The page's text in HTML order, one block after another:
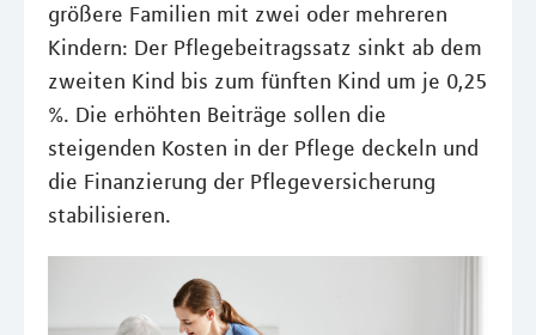
größere Familien mit zwei oder mehreren
Kindern: Der Pflegebeitragssatz sinkt ab dem
zweiten Kind bis zum fünften Kind um je 0,25
%. Die erhöhten Beiträge sollen die
steigenden Kosten in der Pflege deckeln und
die Finanzierung der Pflegeversicherung
stabilisieren.